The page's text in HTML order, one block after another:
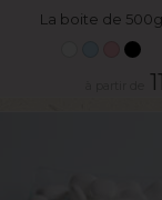
La boite de 500g